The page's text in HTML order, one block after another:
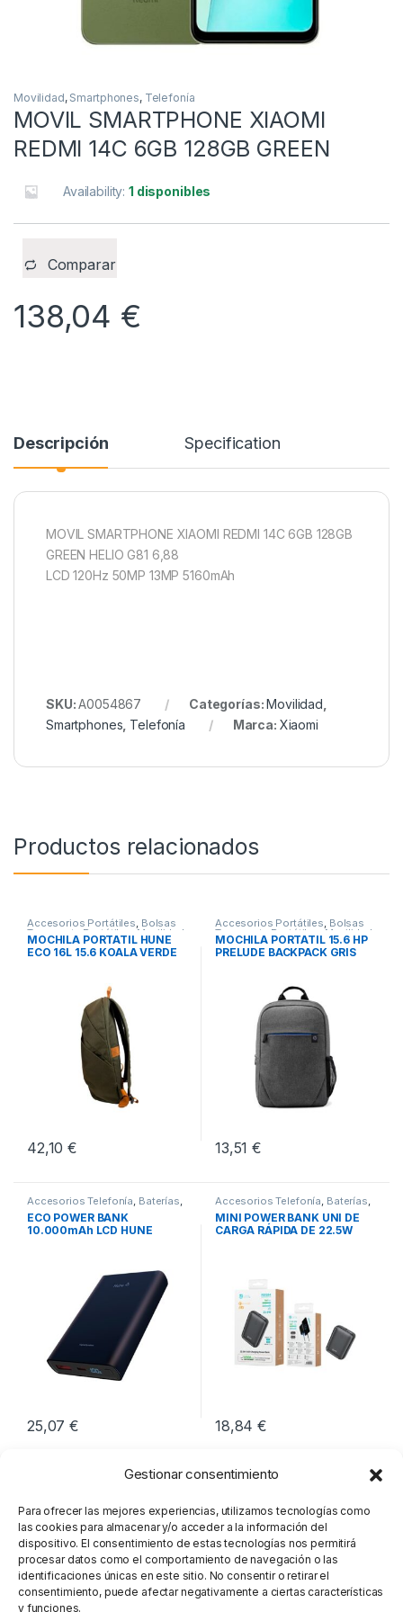
Gestionar consentimiento
Para ofrecer las mejores experiencias, utilizamos tecnologías como
las cookies para almacenar y/o acceder a la información del
dispositivo. El consentimiento de estas tecnologías nos permitirá
procesar datos como el comportamiento de navegación o las
identificaciones únicas en este sitio. No consentir o retirar el
consentimiento, puede afectar negativamente a ciertas características
y funciones.
Movilidad, Smartphones, Telefonía
MOVIL SMARTPHONE XIAOMI
REDMI 14C 6GB 128GB GREEN
Availability:1 disponibles
Comparar
138,04 €
Descripción Specification
MOVIL SMARTPHONE XIAOMI REDMI 14C 6GB 128GB
GREEN HELIO G81 6,88
LCD 120Hz 50MP 13MP 5160mAh
SKU:A0054867 Categorías:Movilidad
Smartphones Telefonía Marca: Xiaomi
Productos relacionados
Accesorios Portátiles, Bolsas
Transporte Portátiles, Movilidad
MOCHILA PORTATIL HUNE
ECO 16L 15.6 KOALA VERDE
42,10€
Accesorios Portátiles, Bolsas
Transporte Portátiles, Movilidad
MOCHILA PORTATIL 15.6 HP
PRELUDE BACKPACK GRIS
13,51€
Accesorios Telefonía, Baterías,
Movilidad
ECO POWER BANK
10.000mAh LCD HUNE
25,07€
Accesorios Telefonía, Baterías,
Movilidad
MINI POWER BANK UNI DE
CARGA RÁPIDA DE 22.5W
18,84€